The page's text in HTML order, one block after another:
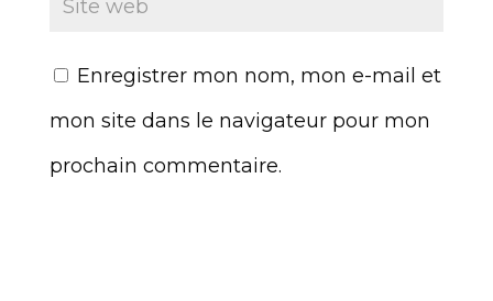
Enregistrer mon nom, mon e-mail et
mon site dans le navigateur pour mon
prochain commentaire.